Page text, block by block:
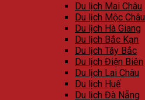
Du lịch Mai Châu
Du lịch Mộc Châu
Du lịch Hà Giang
Du lịch Bắc Kạn
Du lịch Tây Bắc
Du lịch Điện Biên
Du lịch Lai Châu
Du lịch Huế
Du lịch Đà Nẵng